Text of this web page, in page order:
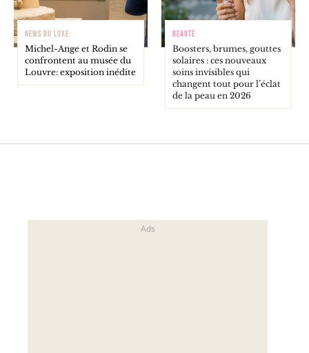
NEWS DU LUXE
Michel-Ange et Rodin se
confrontent au musée du
Louvre: exposition inédite
BEAUTÉ
Boosters, brumes, gouttes
solaires : ces nouveaux
soins invisibles qui
changent tout pour l’éclat
de la peau en 2026